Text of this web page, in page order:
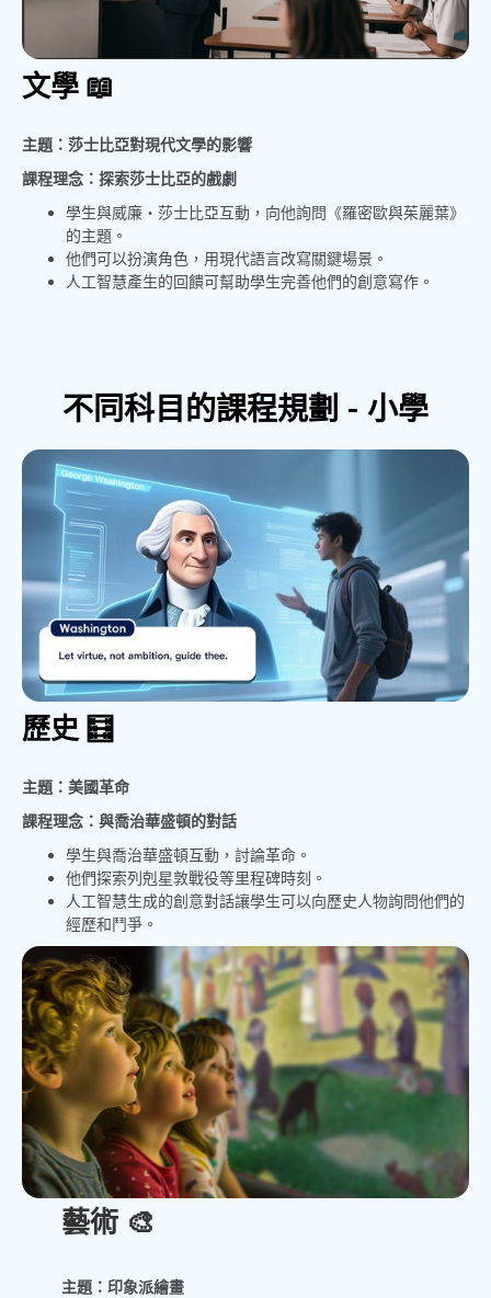
文學 📖
主題：莎士比亞對現代文學的影響
課程理念：探索莎士比亞的戲劇
學生與威廉‧莎士比亞互動，向他詢問《羅密歐與茱麗葉》
的主題。
他們可以扮演角色，用現代語言改寫關鍵場景。
人工智慧產生的回饋可幫助學生完善他們的創意寫作。
不同科目的課程規劃 - 小學
歷史 🧮
主題：美國革命
課程理念：與喬治華盛頓的對話
學生與喬治華盛頓互動，討論革命。
他們探索列剋星敦戰役等里程碑時刻。
人工智慧生成的創意對話讓學生可以向歷史人物詢問他們的
經歷和鬥爭。
藝術 🎨
主題：印象派繪畫